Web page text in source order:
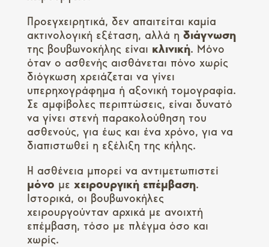
Προεγχειρητικά, δεν απαιτείται καμία
ακτινολογική εξέταση, αλλά η διάγνωση
της βουβωνοκήλης είναι κλινική. Μόνο
όταν ο ασθενής αισθάνεται πόνο χωρίς
διόγκωση χρειάζεται να γίνει
υπερηχογράφημα ή αξονική τομογραφία.
Σε αμφίβολες περιπτώσεις, είναι δυνατό
να γίνει στενή παρακολούθηση του
ασθενούς, για έως και ένα χρόνο, για να
διαπιστωθεί η εξέλιξη της κήλης.
Η ασθένεια μπορεί να αντιμετωπιστεί
μόνο με χειρουργική επέμβαση.
Ιστορικά, οι βουβωνοκήλες
χειρουργούνταν αρχικά με ανοιχτή
επέμβαση, τόσο με πλέγμα όσο και
χωρίς.